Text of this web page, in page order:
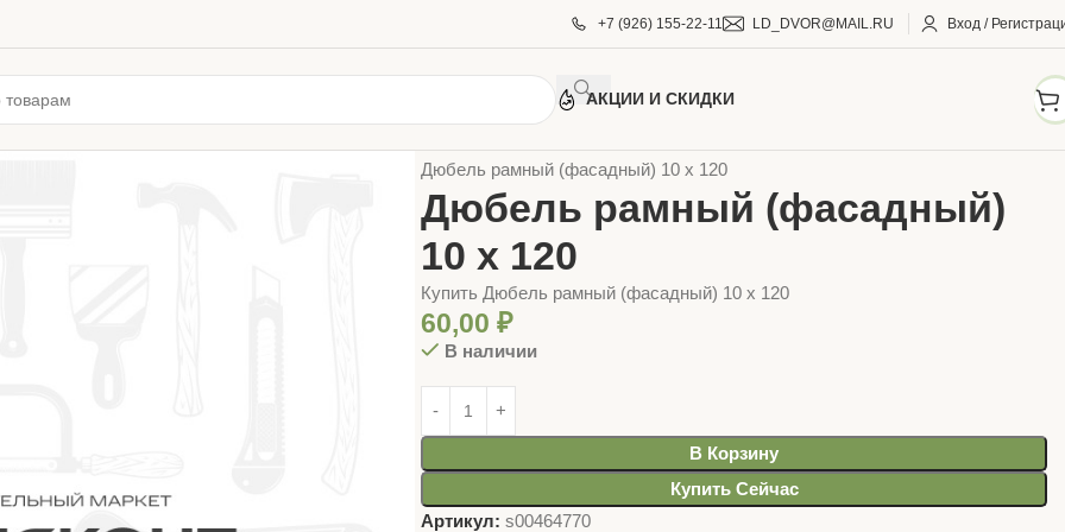
+7 (926) 155-22-11 LD_DVOR@MAIL.RU Вход /
АКЦИИ И СКИДКИ
Дюбель рамный (фасадный) 10 х 120
Дюбель рамный (фасадный)
10 х 120
Купить Дюбель рамный (фасадный) 10 х 120
60,00₽
В наличии
В Корзину
Купить Сейчас
Артикул:s00464770